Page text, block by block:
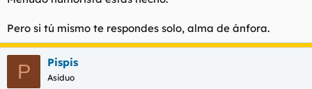
Pero si tú mismo te respondes solo, alma de ánfora.
P Pispis
Asiduo